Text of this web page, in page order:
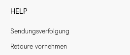
HELP
Sendungsverfolgung
Retoure vornehmen